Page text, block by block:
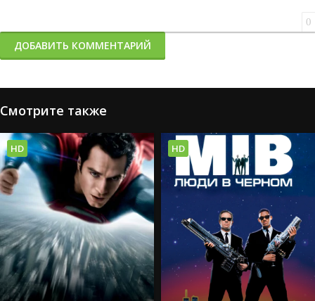
0
ДОБАВИТЬ КОММЕНТАРИЙ
Смотрите также
HD HD